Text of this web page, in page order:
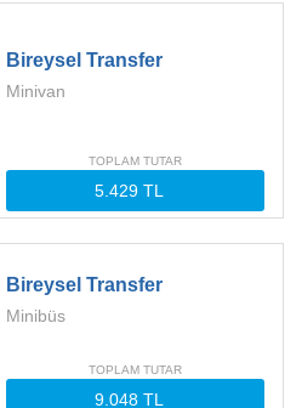
Bireysel Transfer
Minivan
TOPLAM TUTAR
Bireysel Transfer
Minibüs
TOPLAM TUTAR